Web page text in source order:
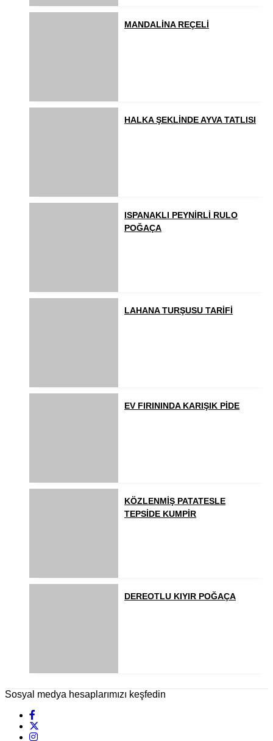
MANDALİNA REÇELİ
HALKA ŞEKLİNDE AYVA TATLISI
ISPANAKLI PEYNİRLİ RULO
POĞAÇA
LAHANA TURŞUSU TARİFİ
EV FIRININDA KARIŞIK PİDE
KÖZLENMİŞ PATATESLE
TEPSİDE KUMPİR
DEREOTLU KIYIR POĞAÇA
Sosyal medya hesaplarımızı keşfedin